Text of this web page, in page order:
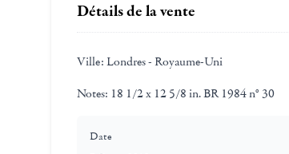
Détails de la vente
Ville: Londres - Royaume-Uni
Notes: 18 1/2 x 12 5/8 in. BR 1984 n° 30
Date